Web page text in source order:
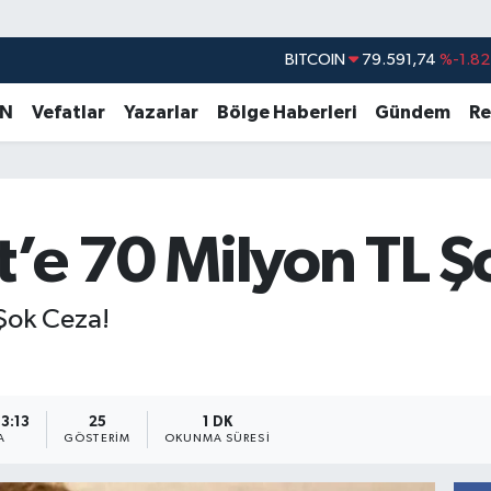
DOLAR 45,43620 %0.02
EURO 53,38690 %0.19
STERLİN 61,60380 %0.18
Vefatlar Yazarlar Bölge Haberleri Gündem
70 Milyon TL
Ceza!
25
GÖSTERIM
1 DK
OKUNMA SÜRESI